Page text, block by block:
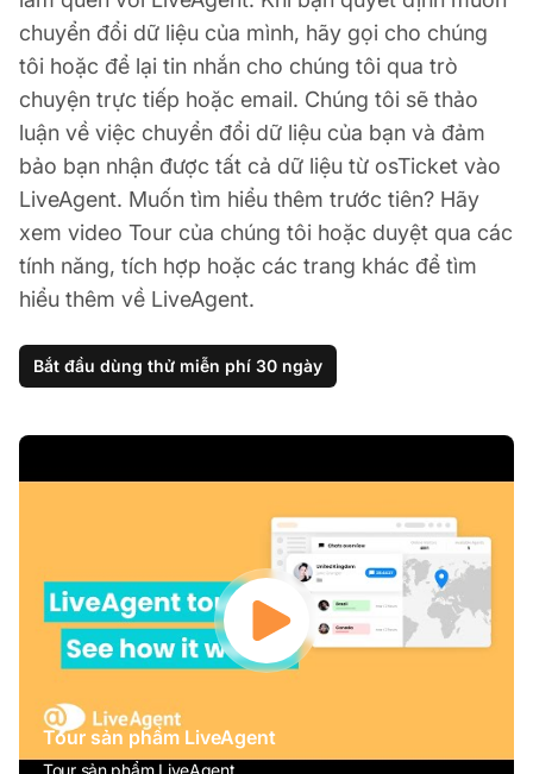
Tour sản phẩm LiveAgent
Tour sản phẩm LiveAgent
chuyển đổi dữ liệu của mình, hãy gọi cho chúng
tôi hoặc để lại tin nhắn cho chúng tôi qua trò
chuyện trực tiếp hoặc email. Chúng tôi sẽ thảo
luận về việc chuyển đổi dữ liệu của bạn và đảm
bảo bạn nhận được tất cả dữ liệu từ osTicket vào
LiveAgent. Muốn tìm hiểu thêm trước tiên? Hãy
xem video Tour của chúng tôi hoặc duyệt qua các
tính năng, tích hợp hoặc các trang khác để tìm
hiểu thêm về LiveAgent.
Bắt đầu dùng thử miễn phí 30 ngày